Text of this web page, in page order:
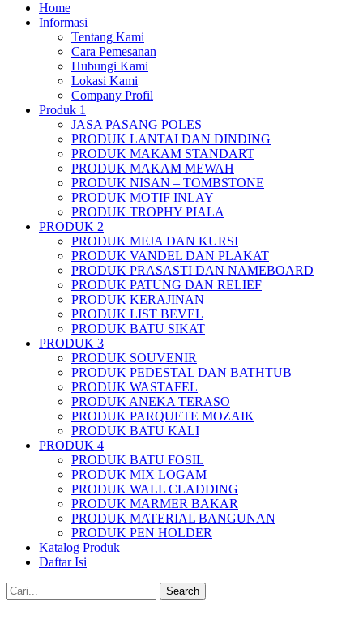
Home
Informasi
Tentang Kami
Cara Pemesanan
Hubungi Kami
Lokasi Kami
Company Profil
Produk 1
JASA PASANG POLES
PRODUK LANTAI DAN DINDING
PRODUK MAKAM STANDART
PRODUK MAKAM MEWAH
PRODUK NISAN – TOMBSTONE
PRODUK MOTIF INLAY
PRODUK TROPHY PIALA
PRODUK 2
PRODUK MEJA DAN KURSI
PRODUK VANDEL DAN PLAKAT
PRODUK PRASASTI DAN NAMEBOARD
PRODUK PATUNG DAN RELIEF
PRODUK KERAJINAN
PRODUK LIST BEVEL
PRODUK BATU SIKAT
PRODUK 3
PRODUK SOUVENIR
PRODUK PEDESTAL DAN BATHTUB
PRODUK WASTAFEL
PRODUK ANEKA TERASO
PRODUK PARQUETE MOZAIK
PRODUK BATU KALI
PRODUK 4
PRODUK BATU FOSIL
PRODUK MIX LOGAM
PRODUK WALL CLADDING
PRODUK MARMER BAKAR
PRODUK MATERIAL BANGUNAN
PRODUK PEN HOLDER
Katalog Produk
Daftar Isi
Search